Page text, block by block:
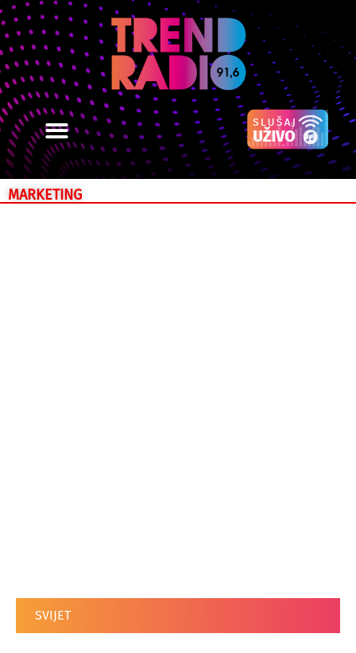
MARKETING
SVIJET